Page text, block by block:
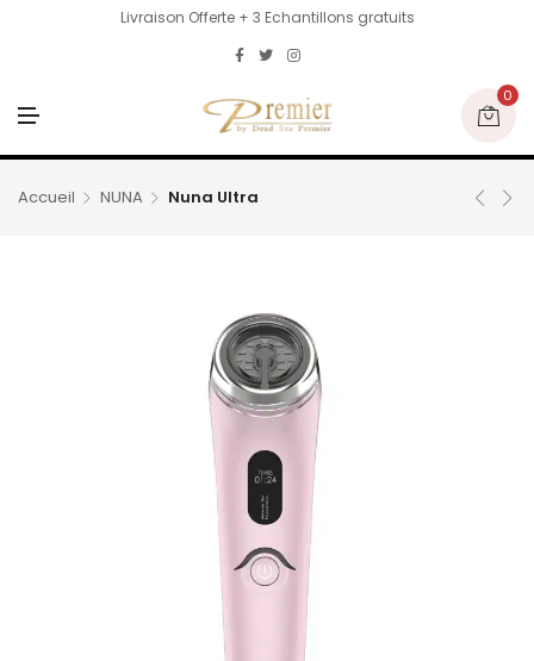
Livraison Offerte + 3 Echantillons gratuits
N
U
0
Accueil NUNA Nuna Ultra